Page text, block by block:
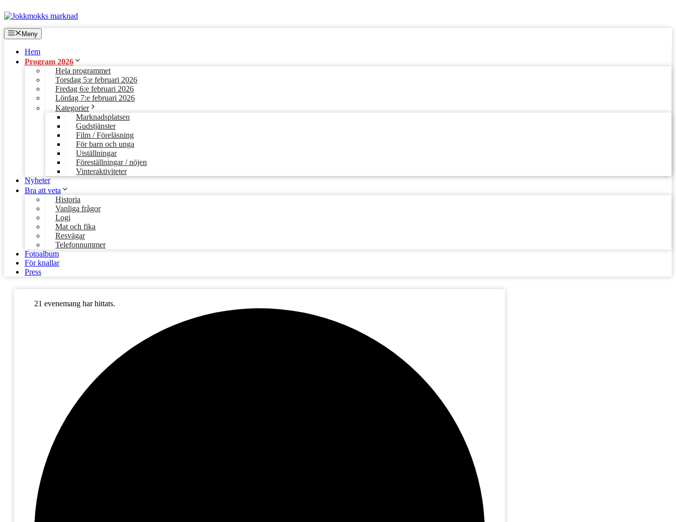
till
Meny
Hem
Program 2026
Hela programmet
Torsdag 5:e februari 2026
Fredag 6:e februari 2026
Lördag 7:e februari 2026
Kategorier
Marknadsplatsen
Gudstjänster
Film / Föreläsning
För barn och unga
Utställningar
Föreställningar / nöjen
Vinteraktiviteter
Nyheter
Bra att veta
Historia
Vanliga frågor
Logi
Mat och fika
Resvägar
Telefonnummer
Fotoalbum
För knallar
Press
21 evenemang har hittats.